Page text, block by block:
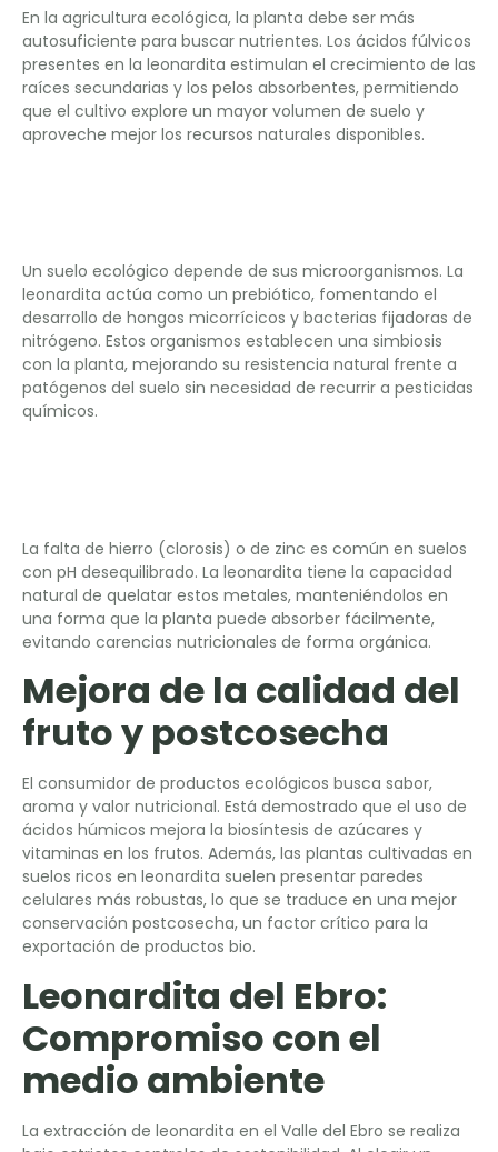
En la agricultura ecológica, la planta debe ser más
autosuficiente para buscar nutrientes. Los ácidos fúlvicos
presentes en la leonardita estimulan el crecimiento de las
raíces secundarias y los pelos absorbentes, permitiendo
que el cultivo explore un mayor volumen de suelo y
aproveche mejor los recursos naturales disponibles.
Un suelo ecológico depende de sus microorganismos. La
leonardita actúa como un prebiótico, fomentando el
desarrollo de hongos micorrícicos y bacterias fijadoras de
nitrógeno. Estos organismos establecen una simbiosis
con la planta, mejorando su resistencia natural frente a
patógenos del suelo sin necesidad de recurrir a pesticidas
químicos.
La falta de hierro (clorosis) o de zinc es común en suelos
con pH desequilibrado. La leonardita tiene la capacidad
natural de quelatar estos metales, manteniéndolos en
una forma que la planta puede absorber fácilmente,
evitando carencias nutricionales de forma orgánica.
Mejora de la calidad del
fruto y postcosecha
El consumidor de productos ecológicos busca sabor,
aroma y valor nutricional. Está demostrado que el uso de
ácidos húmicos mejora la biosíntesis de azúcares y
vitaminas en los frutos. Además, las plantas cultivadas en
suelos ricos en leonardita suelen presentar paredes
celulares más robustas, lo que se traduce en una mejor
conservación postcosecha, un factor crítico para la
exportación de productos bio.
Leonardita del Ebro:
Compromiso con el
medio ambiente
La extracción de leonardita en el Valle del Ebro se realiza